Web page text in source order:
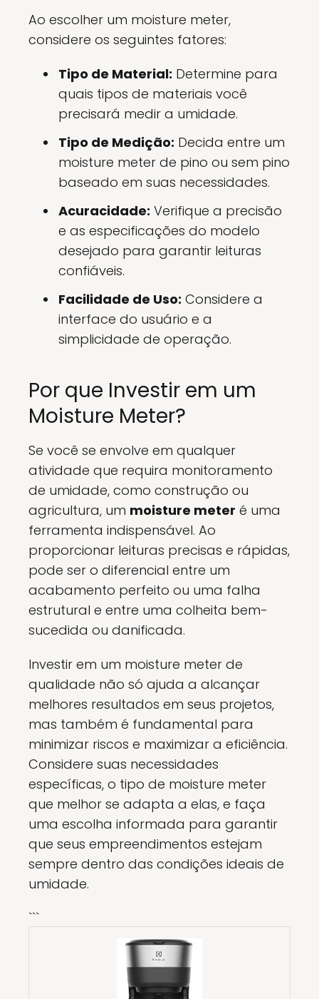
Ao escolher um moisture meter,
considere os seguintes fatores:
Tipo de Material: Determine para
quais tipos de materiais você
precisará medir a umidade.
Tipo de Medição: Decida entre um
moisture meter de pino ou sem pino
baseado em suas necessidades.
Acuracidade: Verifique a precisão
e as especificações do modelo
desejado para garantir leituras
confiáveis.
Facilidade de Uso: Considere a
interface do usuário e a
simplicidade de operação.
Por que Investir em um
Moisture Meter?
Se você se envolve em qualquer
atividade que requira monitoramento
de umidade, como construção ou
agricultura, um moisture meter é uma
ferramenta indispensável. Ao
proporcionar leituras precisas e rápidas,
pode ser o diferencial entre um
acabamento perfeito ou uma falha
estrutural e entre uma colheita bem-
sucedida ou danificada.
Investir em um moisture meter de
qualidade não só ajuda a alcançar
melhores resultados em seus projetos,
mas também é fundamental para
minimizar riscos e maximizar a eficiência.
Considere suas necessidades
específicas, o tipo de moisture meter
que melhor se adapta a elas, e faça
uma escolha informada para garantir
que seus empreendimentos estejam
sempre dentro das condições ideais de
umidade.
```